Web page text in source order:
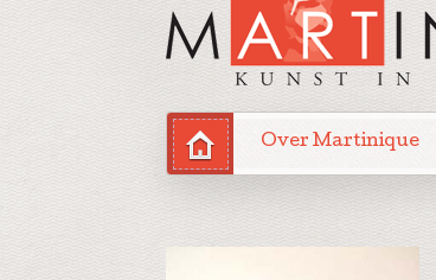
Over Martinique